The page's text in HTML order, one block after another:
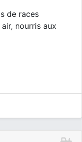
de races
nourris aux